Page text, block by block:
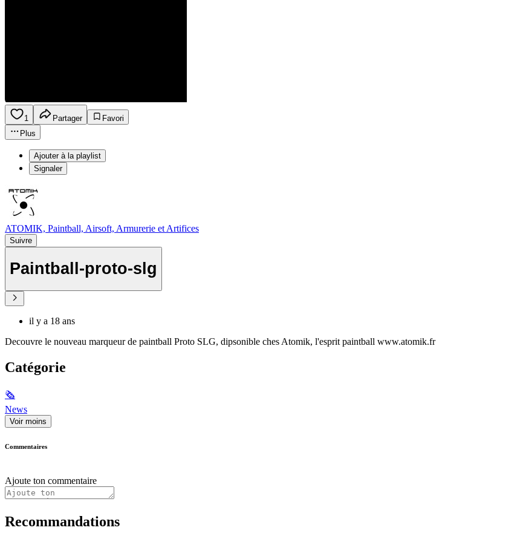
1 Partager
Favori
Plus
Ajouter à la playlist
Signaler
ATOMIK, Paintball, Airsoft, Armurerie et Artifices
Suivre
Paintball-proto-slg
il y a 18 ans
Decouvre le nouveau marqueur de paintball Proto SLG, dipsonible ches Atomik, l'esprit paintball www.atomik.fr
Catégorie
🗞
News
Voir moins
Commentaires
Ajoute ton commentaire
Recommandations